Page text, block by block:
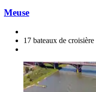
Meuse
17 bateaux de croisière